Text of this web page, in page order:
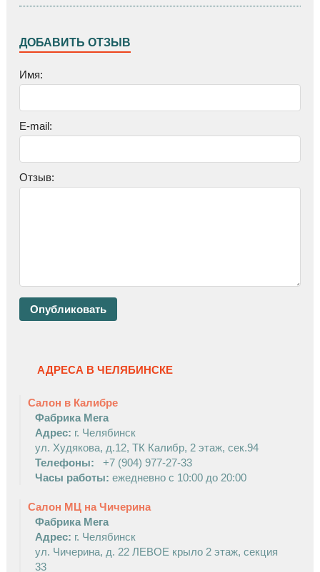
ДОБАВИТЬ ОТЗЫВ
Имя:
E-mail:
Отзыв:
АДРЕСА В ЧЕЛЯБИНСКЕ
Салон в Калибре
Фабрика Мега
Адрес: г. Челябинск
ул. Худякова, д.12, ТК Калибр, 2 этаж, сек.94
Телефоны:
+7 (904) 977-27-33
Часы работы: ежедневно с 10:00 до 20:00
Салон МЦ на Чичерина
Фабрика Мега
Адрес: г. Челябинск
ул. Чичерина, д. 22 ЛЕВОЕ крыло 2 этаж, секция
33